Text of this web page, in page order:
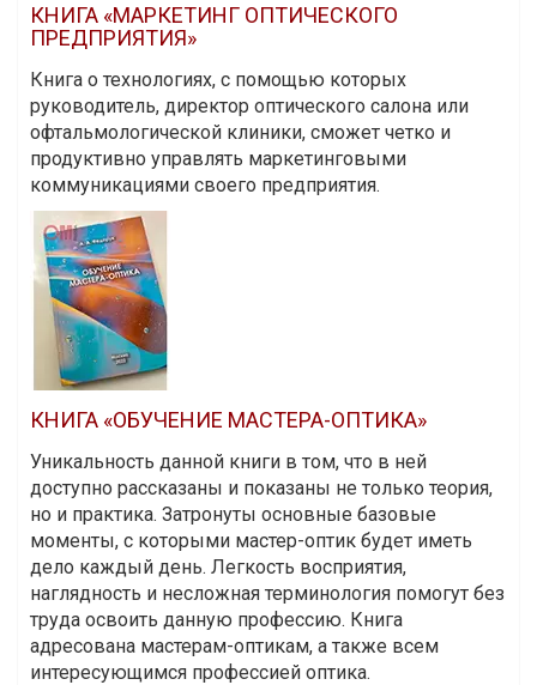
КНИГА «МАРКЕТИНГ ОПТИЧЕСКОГО
ПРЕДПРИЯТИЯ»
Книга о технологиях, с помощью которых
руководитель, директор оптического салона или
офтальмологической клиники, сможет четко и
продуктивно управлять маркетинговыми
коммуникациями своего предприятия.
КНИГА «ОБУЧЕНИЕ МАСТЕРА-ОПТИКА»
Уникальность данной книги в том, что в ней
доступно рассказаны и показаны не только теория,
но и практика. Затронуты основные базовые
моменты, с которыми мастер-оптик будет иметь
дело каждый день. Легкость восприятия,
наглядность и несложная терминология помогут без
труда освоить данную профессию. Книга
адресована мастерам-оптикам, а также всем
интересующимся профессией оптика.